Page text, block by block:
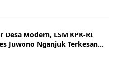
Desa Modern, LSM KPK‑RI
Juwono Nganjuk Terkesan
Jawab